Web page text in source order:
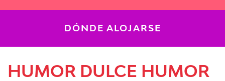
DÓNDE ALOJARSE
HUMOR DULCE HUMOR